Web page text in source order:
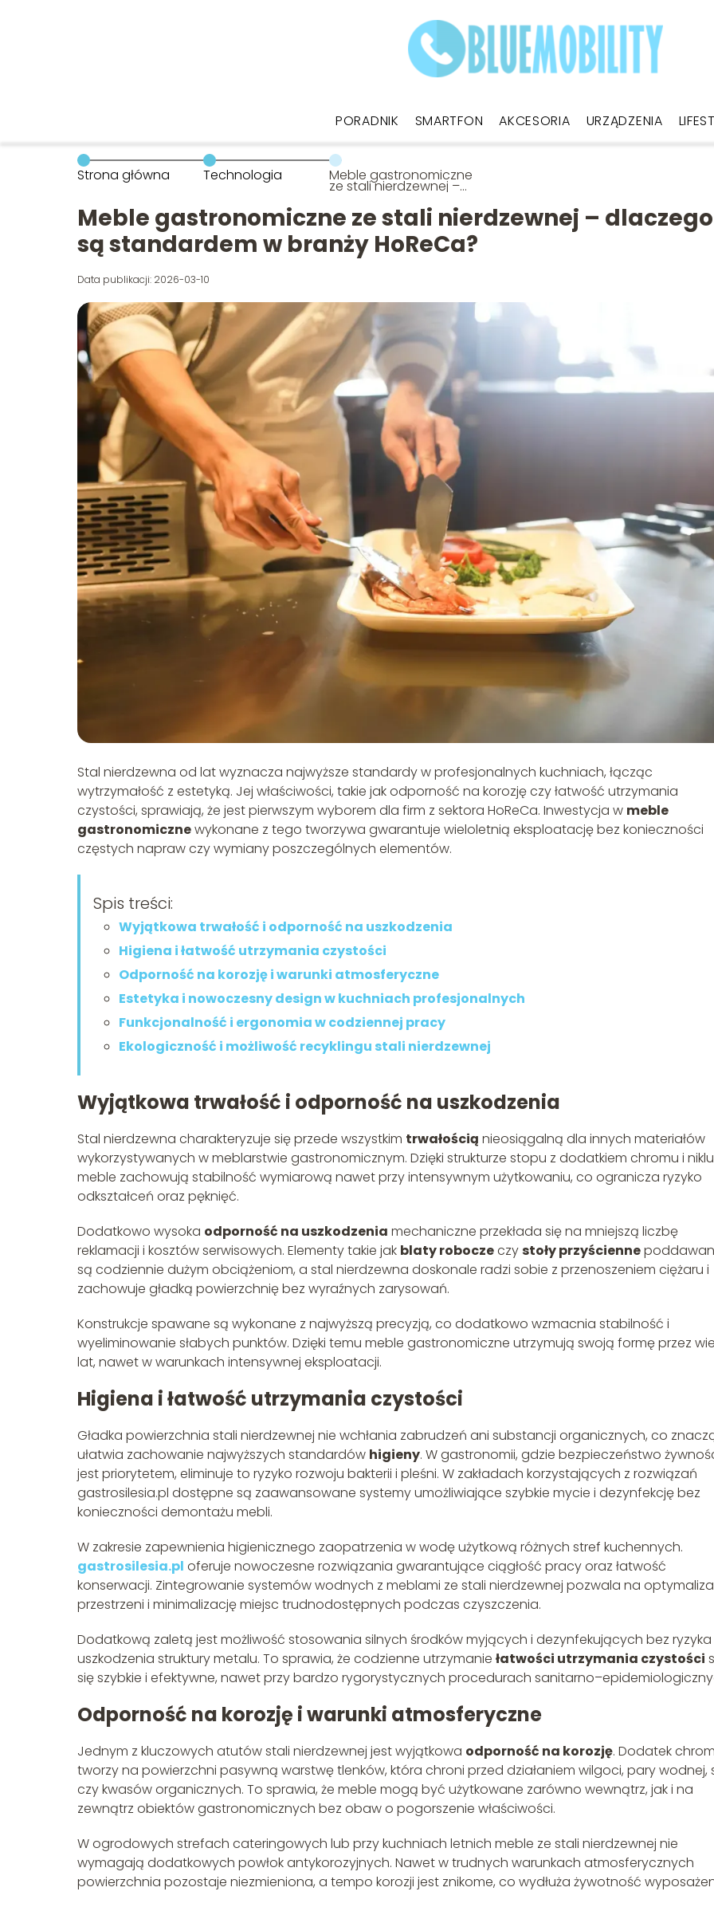
PORADNIK SMARTFON AKCESORIA URZĄDZENIA
Strona główna Technologia Meble gastronomiczne
ze stali nierdzewnej –
standardem w branży
HoReCa?
Meble gastronomiczne ze stali nierdzewnej – dlaczego
są standardem w branży HoReCa?
Data publikacji: 2026-03-10
Stal nierdzewna od lat wyznacza najwyższe standardy w profesjonalnych kuchniach, łącząc
wytrzymałość z estetyką. Jej właściwości, takie jak odporność na korozję czy łatwość utrzymania
czystości, sprawiają, że jest pierwszym wyborem dla firm z sektora HoReCa. Inwestycja w meble
gastronomicznewykonane z tego tworzywa gwarantuje wieloletnią eksploatację bez konieczności
częstych napraw czy wymiany poszczególnych elementów.
Spis treści:
Wyjątkowa trwałość i odporność na uszkodzenia
Higiena i łatwość utrzymania czystości
Odporność na korozję i warunki atmosferyczne
Estetyka i nowoczesny design w kuchniach profesjonalnych
Funkcjonalność i ergonomia w codziennej pracy
Ekologiczność i możliwość recyklingu stali nierdzewnej
Wyjątkowa trwałość i odporność na uszkodzenia
Stal nierdzewna charakteryzuje się przede wszystkim trwałością nieosiągalną dla innych materiałów
wykorzystywanych w meblarstwie gastronomicznym. Dzięki strukturze stopu z dodatkiem chromu i niklu
meble zachowują stabilność wymiarową nawet przy intensywnym użytkowaniu, co ogranicza ryzyko
odkształceń oraz pęknięć.
Dodatkowo wysoka odporność na uszkodzenia mechaniczne przekłada się na mniejszą liczbę
reklamacji i kosztów serwisowych. Elementy takie jak blaty roboczeczystoły przyścienne
są codziennie dużym obciążeniom, a stal nierdzewna doskonale radzi sobie z przenoszeniem ciężaru i
zachowuje gładką powierzchnię bez wyraźnych zarysowań.
Konstrukcje spawane są wykonane z najwyższą precyzją, co dodatkowo wzmacnia stabilność i
wyeliminowanie słabych punktów. Dzięki temu meble gastronomiczne utrzymują swoją formę przez
lat, nawet w warunkach intensywnej eksploatacji.
Higiena i łatwość utrzymania czystości
Gładka powierzchnia stali nierdzewnej nie wchłania zabrudzeń ani substancji organicznych, co
ułatwia zachowanie najwyższych standardów higieny. W gastronomii, gdzie bezpieczeństwo
jest priorytetem, eliminuje to ryzyko rozwoju bakterii i pleśni. W zakładach korzystających z rozwiązań
gastrosilesia.pl dostępne są zaawansowane systemy umożliwiające szybkie mycie i dezynfekcję bez
konieczności demontażu mebli.
W zakresie zapewnienia higienicznego zaopatrzenia w wodę użytkową różnych stref kuchennych.
gastrosilesia.pl oferuje nowoczesne rozwiązania gwarantujące ciągłość pracy oraz łatwość
konserwacji. Zintegrowanie systemów wodnych z meblami ze stali nierdzewnej pozwala na
przestrzeni i minimalizację miejsc trudnodostępnych podczas czyszczenia.
Dodatkową zaletą jest możliwość stosowania silnych środków myjących i dezynfekujących bez ryzyka
uszkodzenia struktury metalu. To sprawia, że codzienne utrzymanie łatwości utrzymania czystości
się szybkie i efektywne, nawet przy bardzo rygorystycznych procedurach
Odporność na korozję i warunki atmosferyczne
Jednym z kluczowych atutów stali nierdzewnej jest wyjątkowa odporność na korozję. Dodatek
tworzy na powierzchni pasywną warstwę tlenków, która chroni przed działaniem wilgoci, pary wodnej,
czy kwasów organicznych. To sprawia, że meble mogą być użytkowane zarówno wewnątrz, jak i na
zewnątrz obiektów gastronomicznych bez obaw o pogorszenie właściwości.
W ogrodowych strefach cateringowych lub przy kuchniach letnich meble ze stali nierdzewnej nie
wymagają dodatkowych powłok antykorozyjnych. Nawet w trudnych warunkach atmosferycznych
powierzchnia pozostaje niezmieniona, a tempo korozji jest znikome, co wydłuża żywotność